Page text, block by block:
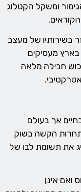
ומשקל הקטלוג
בשירותיו של מעצב
בארץ מעסיקים
חבילה מלאה
אך בעולם
הקשה בשוק
את תשומת לבו של
ואם אינן